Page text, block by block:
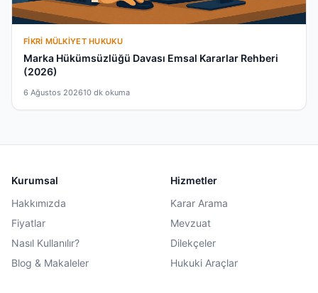
FIKRI MÜLKIYET HUKUKU
Marka Hükümsüzlüğü Davası Emsal Kararlar Rehberi
(2026)
6 Ağustos 202610 dk okuma
Kurumsal
Hakkımızda
Fiyatlar
Nasıl Kullanılır?
Blog & Makaleler
Hizmetler
Karar Arama
Mevzuat
Dilekçeler
Hukuki Araçlar